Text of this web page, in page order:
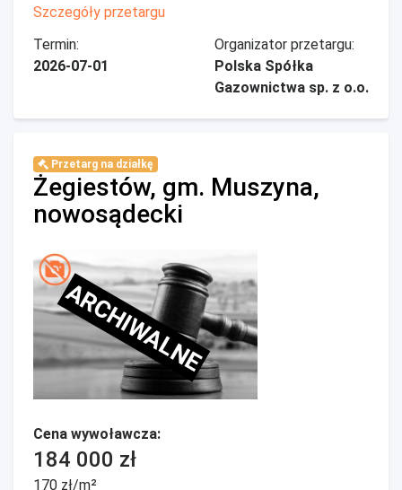
Szczegóły przetargu
Termin:
2026-07-01
Organizator przetargu:
Polska Spółka
Gazownictwa sp. z o.o.
Przetarg na działkę
Żegiestów, gm. Muszyna,
nowosądecki
ARCHIWALNE
Cena wywoławcza:
184 000 zł
170 zł/m²